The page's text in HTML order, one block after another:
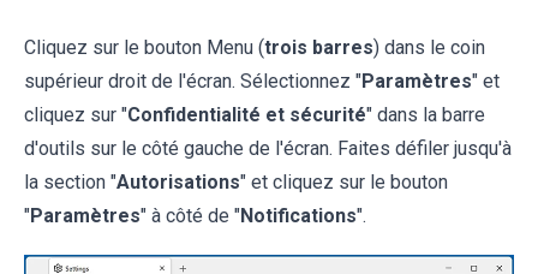
Cliquez sur le bouton Menu (trois barres) dans le coin
supérieur droit de l'écran. Sélectionnez "Paramètres" et
cliquez sur "Confidentialité et sécurité" dans la barre
d'outils sur le côté gauche de l'écran. Faites défiler jusqu'à
la section "Autorisations" et cliquez sur le bouton
"Paramètres" à côté de "Notifications".